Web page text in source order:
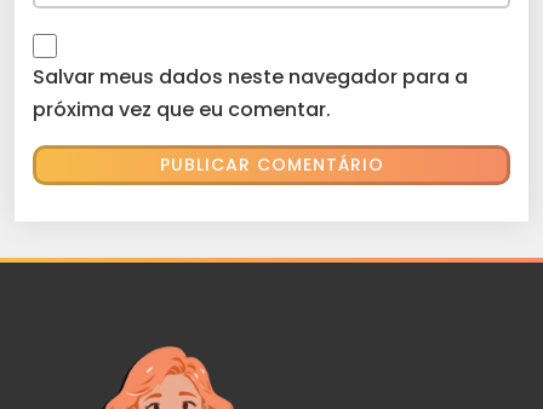
Salvar meus dados neste navegador para a
próxima vez que eu comentar.